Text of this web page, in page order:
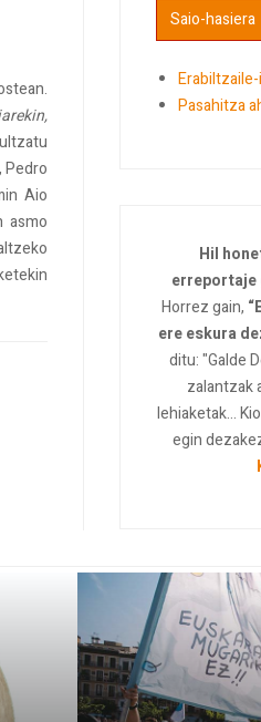
Pedro
Aio
asmo
Pasahitza
Hil
erreportaje
Horrez gain,
ere eskura
ditu: "Galde
zalantzak
lehiaketak...
egin